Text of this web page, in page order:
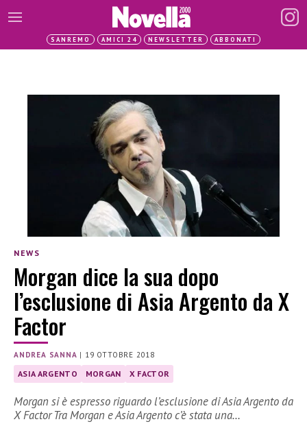
SANREMO AMICI 24 NEWSLETTER ABBONATI
NEWS
Morgan dice la sua dopo
l’esclusione di Asia Argento da X
Factor
ANDREA SANNA | 19 OTTOBRE 2018
ASIA ARGENTO MORGAN X FACTOR
Morgan si è espresso riguardo l’esclusione di Asia Argento da
X Factor Tra Morgan e Asia Argento c’è stata una…